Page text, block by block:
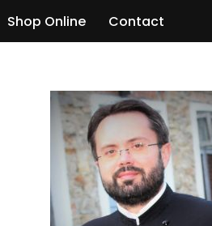
Shop Online Contact